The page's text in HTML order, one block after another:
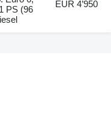
PS (96
EUR 4’950